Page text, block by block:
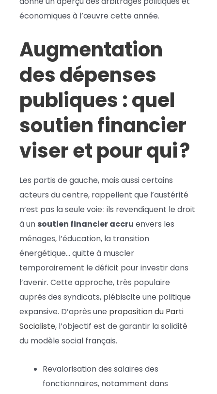
économiques à l’œuvre cette année.
Augmentation
des dépenses
publiques : quel
soutien financier
viser et pour qui ?
Les partis de gauche, mais aussi certains
acteurs du centre, rappellent que l’austérité
n’est pas la seule voie : ils revendiquent le droit
à un soutien financier accru envers les
ménages, l’éducation, la transition
énergétique… quitte à muscler
temporairement le déficit pour investir dans
l’avenir. Cette approche, très populaire
auprès des syndicats, plébiscite une politique
expansive. D’après une proposition du Parti
Socialiste, l’objectif est de garantir la solidité
du modèle social français.
Revalorisation des salaires des
fonctionnaires, notamment dans